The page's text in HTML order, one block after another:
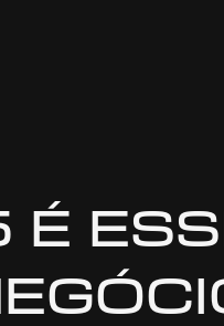
É